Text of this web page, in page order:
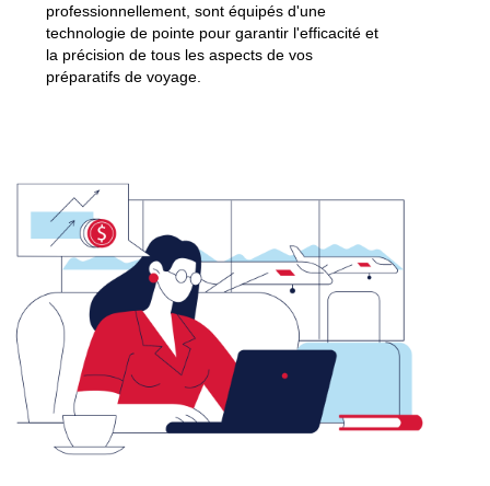
professionnellement, sont équipés d'une
technologie de pointe pour garantir l'efficacité et
la précision de tous les aspects de vos
préparatifs de voyage.